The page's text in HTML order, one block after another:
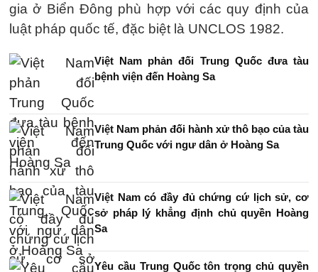
gia ở Biển Đông phù hợp với các quy định của
luật pháp quốc tế, đặc biệt là UNCLOS 1982.
Việt Nam phản đối Trung Quốc đưa tàu
bệnh viện đến Hoàng Sa
Việt Nam phản đối hành xử thô bạo của tàu
Trung Quốc với ngư dân ở Hoàng Sa
Việt Nam có đầy đủ chứng cứ lịch sử, cơ
sở pháp lý khẳng định chủ quyền Hoàng
Sa
Yêu cầu Trung Quốc tôn trọng chủ quyền